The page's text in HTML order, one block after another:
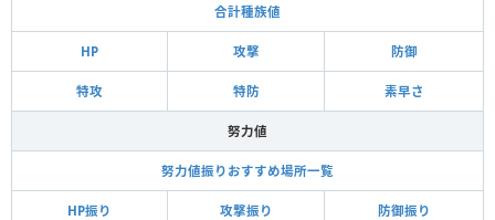
合計種族値
HP 攻撃 防御
特攻 特防 素早さ
努力値
努力値振りおすすめ場所一覧
HP振り 攻撃振り 防御振り